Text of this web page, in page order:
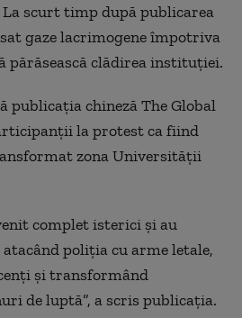
La scurt timp după publicarea
gaze lacrimogene împotriva
părăsească clădirea instituției.
publicația chineză The Global
la protest ca fiind
zona Universității
complet isterici și au
poliția cu arme letale,
și transformând
de luptă”, a scris publicația.